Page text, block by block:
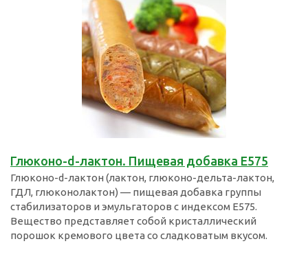
Глюконо-d-лактон. Пищевая добавка Е575
Глюконо-d-лактон (лактон, глюконо-дельта-лактон,
ГДЛ, глюконолактон) — пищевая добавка группы
стабилизаторов и эмульгаторов с индексом E575.
Вещество представляет собой кристаллический
порошок кремового цвета со сладковатым вкусом.